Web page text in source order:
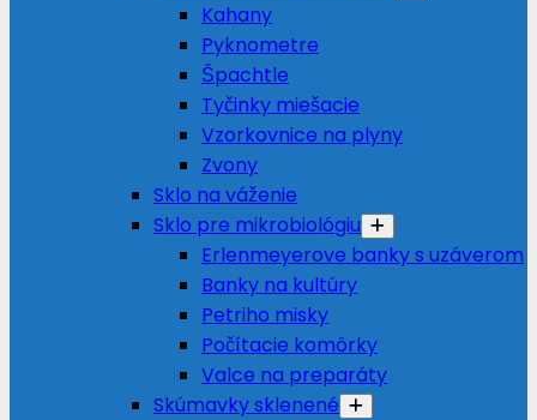
Kahany
Pyknometre
Špachtle
Tyčinky miešacie
Vzorkovnice na plyny
Zvony
Sklo na váženie
Sklo pre mikrobiológiu
Erlenmeyerove banky s uzáverom
Banky na kultúry
Petriho misky
Počítacie komôrky
Valce na preparáty
Skúmavky sklenené